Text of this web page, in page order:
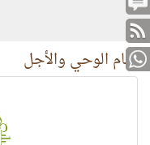
تمام الوحي والأجل